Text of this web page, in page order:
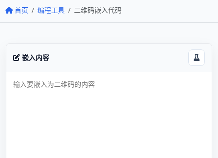
首页 编程工具 二维码嵌入代码
嵌入内容